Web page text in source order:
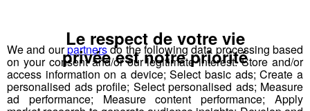
Et l’un des enjeux primordiaux de l’été en Haute-Savoie
sera notamment d’équilibrer les flux entre un lac
d’Annecy souvent saturé de touristes quand, en
parallèle, le Léman lui, aspire encore à attirer davantage
We and ourpartnersdo the following data processing based
on your consent and/or our legitimate interest: Store and/or
access information on a device; Select basic ads; Create a
personalised ads profile; Select personalised ads; Measure
ad performance; Measure content performance; Apply
Le respect de votre vie
privée est notre priorité